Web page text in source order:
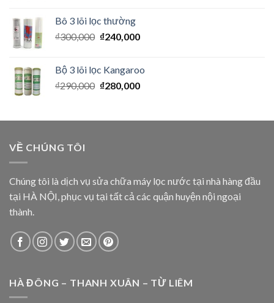
Bô 3 lõi lọc thường
₫300,000 ₫240,000
Bộ 3 lõi lọc Kangaroo
₫290,000 ₫280,000
VỀ CHÚNG TÔI
Chúng tôi là dịch vụ sửa chữa máy lọc nước tại nhà hàng đầu
tại HÀ NỘI, phục vụ tại tất cả các quận huyện nội ngoại
thành.
HÀ ĐÔNG – THANH XUÂN – TỪ LIÊM